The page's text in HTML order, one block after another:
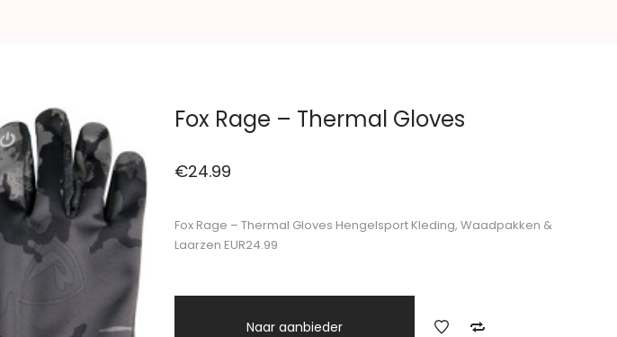
Fox Rage – Thermal Gloves
€24.99
Fox Rage – Thermal Gloves Hengelsport Kleding, Waadpakken &
Laarzen EUR24.99
Naar aanbieder